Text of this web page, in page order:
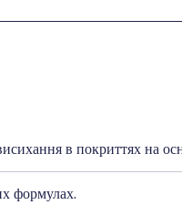
в покриттях на
формулах.